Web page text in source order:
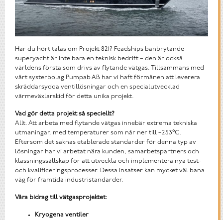
Har du hört talas om Projekt 821? Feadships banbrytande
superyacht är inte bara en teknisk bedrift – den är också
världens första som drivs av flytande vätgas. Tillsammans med
vårt systerbolag Pumpab AB har vi haft förmånen att leverera
skräddarsydda ventillösningar och en specialutvecklad
värmeväxlarskid för detta unika projekt.
Vad gör detta projekt så speciellt?
Allt. Att arbeta med flytande vätgas innebär extrema tekniska
utmaningar, med temperaturer som når ner till –253°C.
Eftersom det saknas etablerade standarder för denna typ av
lösningar har vi arbetat nära kunden, samarbetspartners och
klassningssällskap för att utveckla och implementera nya test-
och kvalificeringsprocesser. Dessa insatser kan mycket väl bana
väg för framtida industristandarder.
Våra bidrag till vätgasprojektet:
Kryogena ventiler